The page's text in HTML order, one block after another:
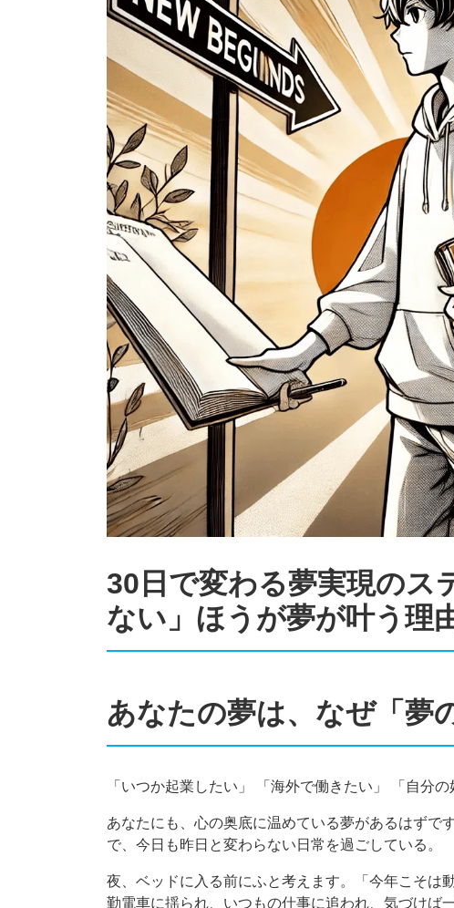
30日で変わる夢実現のス
ない」ほうが夢が叶う理
あなたの夢は、なぜ「夢
「いつか起業したい」 「海外で働きたい」 「自分
あなたにも、心の奥底に温めている夢があるはずで
で、今日も昨日と変わらない日常を過ごしている。
夜、ベッドに入る前にふと考えます。「今年こそは
勤電車に揺られ、いつもの仕事に追われ、気づけば